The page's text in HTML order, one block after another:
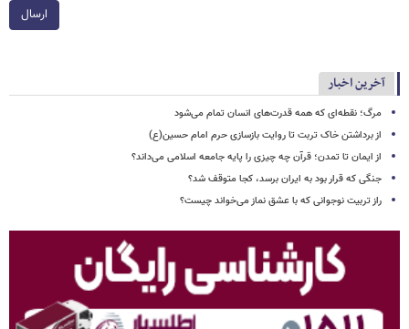
ارسال
آخرین اخبار
مرگ؛ نقطه‌ای که همه قدرت‌های انسان تمام می‌شود
از برداشتن خاک تربت تا روایت بازسازی حرم امام حسین(ع)
از ایمان تا تمدن؛ قرآن چه چیزی را پایه جامعه اسلامی می‌داند؟
جنگی که قرار بود به ایران برسد، کجا متوقف شد؟
راز تربیت نوجوانی که با عشق نماز می‌خواند چیست؟